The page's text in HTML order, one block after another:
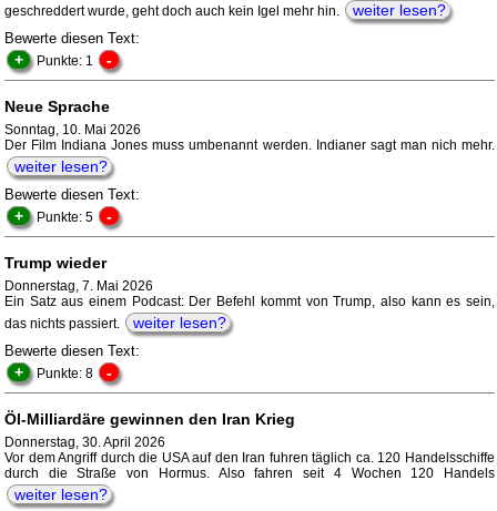
geschreddert wurde, geht doch auch kein Igel mehr hin.
weiter lesen?
Bewerte diesen Text:
+ Punkte: 1 -
Neue Sprache
Sonntag, 10. Mai 2026
Der Film Indiana Jones muss umbenannt werden. Indianer sagt man nich mehr.
weiter lesen?
Bewerte diesen Text:
+ Punkte: 5 -
Trump wieder
Donnerstag, 7. Mai 2026
Ein Satz aus einem Podcast: Der Befehl kommt von Trump, also kann es sein,
das nichts passiert.
weiter lesen?
Bewerte diesen Text:
+ Punkte: 8 -
Öl-Milliardäre gewinnen den Iran Krieg
Donnerstag, 30. April 2026
Vor dem Angriff durch die USA auf den Iran fuhren täglich ca. 120 Handelsschiffe
durch die Straße von Hormus. Also fahren seit 4 Wochen 120 Handels
weiter lesen?